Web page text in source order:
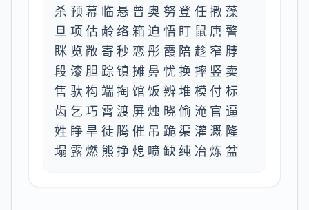
杀预幕临悬曾奥努登任撒藻
旦项估龄络箱迫悟盯鼠唐警
眯览敞寄秒恋彤霞陪趁窄脖
段漆胆踪镇摊鼻忧换摔竖卖
售驮构端掏馆饭辨堆模付标
齿乞巧霄渡屏烛晓偷淹官逼
姓睁旱徒腾催吊跪渠灌溉隆
塌露燃熊挣熄喷缺纯冶炼盆